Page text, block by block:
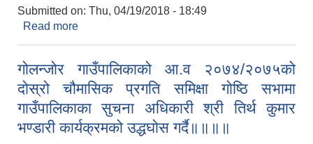
Submitted on: Thu, 04/19/2018 - 18:49
Read more
गोलन्जोर गाउँपालिकाको आ.व २०७४/२०७५को
दोस्रो चौमासिक प्रगति समिक्षा गोष्ठि सभामा
गाउँपालिकाका सुचना अधिकारी श्री तिर्थ कुमार
भण्डारी कार्यक्रमको उद्धघोस गर्दै॥॥॥॥